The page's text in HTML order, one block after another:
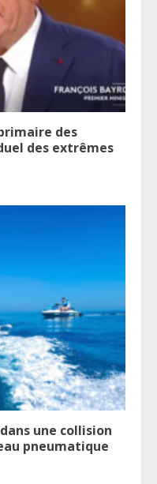
des
des extrêmes
une collision
pneumatique